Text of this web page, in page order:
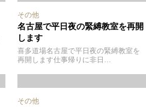
その他
名古屋で平日夜の緊縛教室を再開
します
喜多道場名古屋で平日夜の緊縛教室を
再開します仕事帰りに非日…
その他